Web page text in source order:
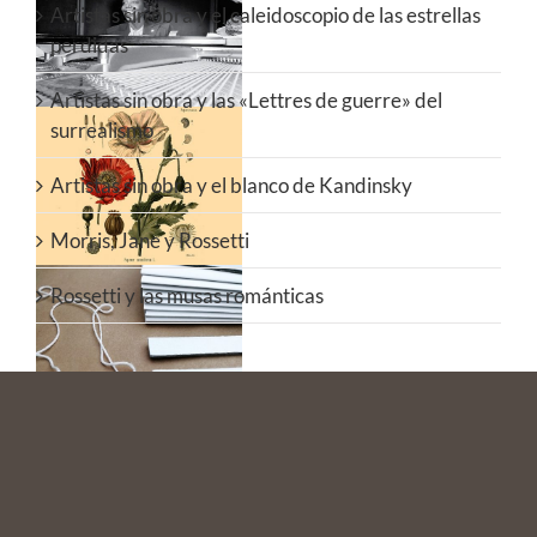
caleidoscopio de
las estrellas
perdidas
Artistas sin obra
y las «Lettres de
guerre» del
surrealismo
Artistas sin obra
y el blanco de
Kandinsky
Artistas sin obra y el caleidoscopio de las estrellas
perdidas
Artistas sin obra y las «Lettres de guerre» del
surrealismo
Artistas sin obra y el blanco de Kandinsky
Morris, Jane y Rossetti
Rossetti y las musas románticas